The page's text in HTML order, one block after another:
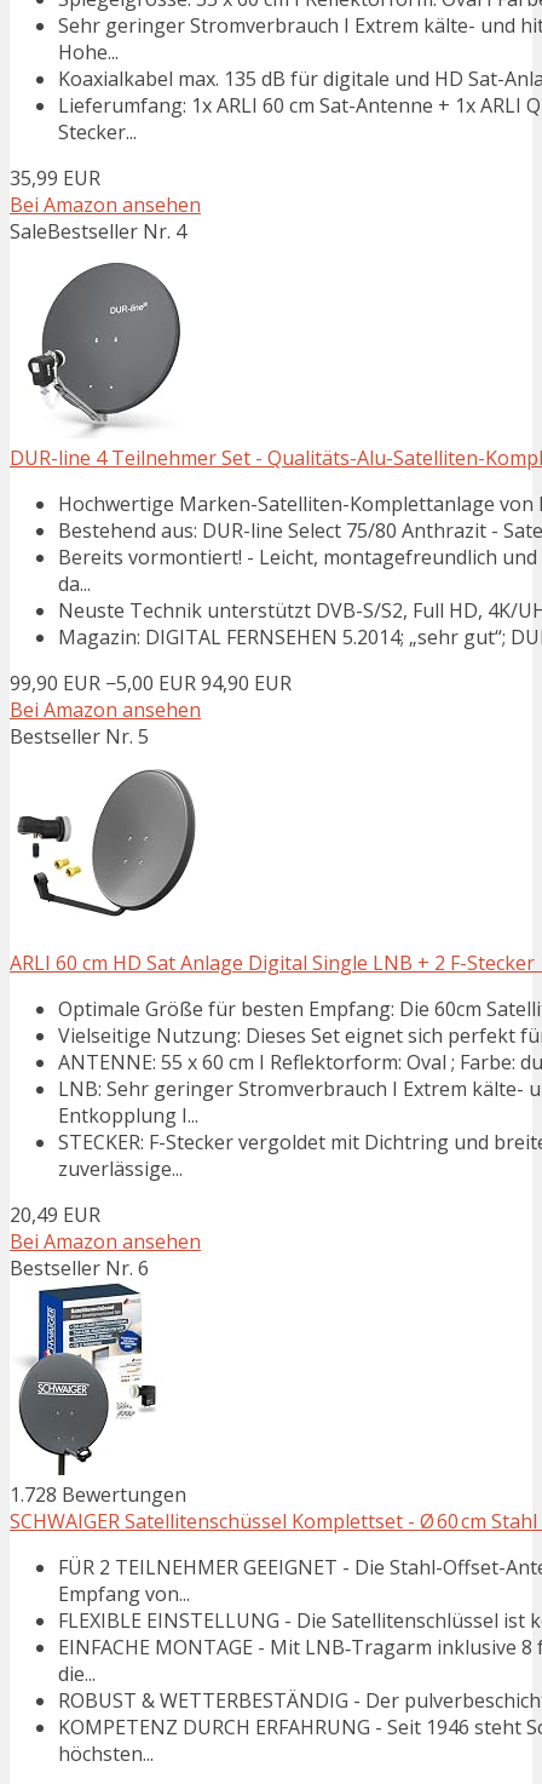
Sehr geringer Stromverbrauch I Extrem kälte- und
Hohe...
Koaxialkabel max. 135 dB für digitale und HD Sat-
Lieferumfang: 1x ARLI 60 cm Sat-Antenne + 1x ARLI
Stecker...
35,99 EUR
Bei Amazon ansehen
SaleBestseller Nr. 4
DUR-line 4 Teilnehmer Set - Qualitäts-Alu-Satelliten-
Hochwertige Marken-Satelliten-Komplettanlage von
Bestehend aus: DUR-line Select 75/80 Anthrazit -
Bereits vormontiert! - Leicht, montagefreundlich
da...
Neuste Technik unterstützt DVB-S/S2, Full HD, 4K/
Magazin: DIGITAL FERNSEHEN 5.2014; „sehr gut“;
99,90 EUR −5,00 EUR94,90 EUR
Bei Amazon ansehen
Bestseller Nr. 5
ARLI 60 cm HD Sat Anlage Digital Single LNB + 2 F-
Optimale Größe für besten Empfang: Die 60cm
Vielseitige Nutzung: Dieses Set eignet sich perfekt
ANTENNE: 55 x 60 cm I Reflektorform: Oval ; Farbe:
LNB: Sehr geringer Stromverbrauch I Extrem kälte-
Entkopplung I...
STECKER: F-Stecker vergoldet mit Dichtring und
zuverlässige...
20,49 EUR
Bei Amazon ansehen
Bestseller Nr. 6
1.728 Bewertungen
SCHWAIGER Satellitenschüssel Komplettset - Ø 60 cm
FÜR 2 TEILNEHMER GEEIGNET - Die Stahl-Offset-
Empfang von...
FLEXIBLE EINSTELLUNG - Die Satellitenschlüssel
EINFACHE MONTAGE - Mit LNB‑Tragarm
die...
ROBUST & WETTERBESTÄNDIG - Der
KOMPETENZ DURCH ERFAHRUNG - Seit 1946
höchsten...